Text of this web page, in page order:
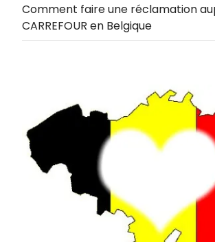
Comment faire une réclamation
CARREFOUR en Belgique